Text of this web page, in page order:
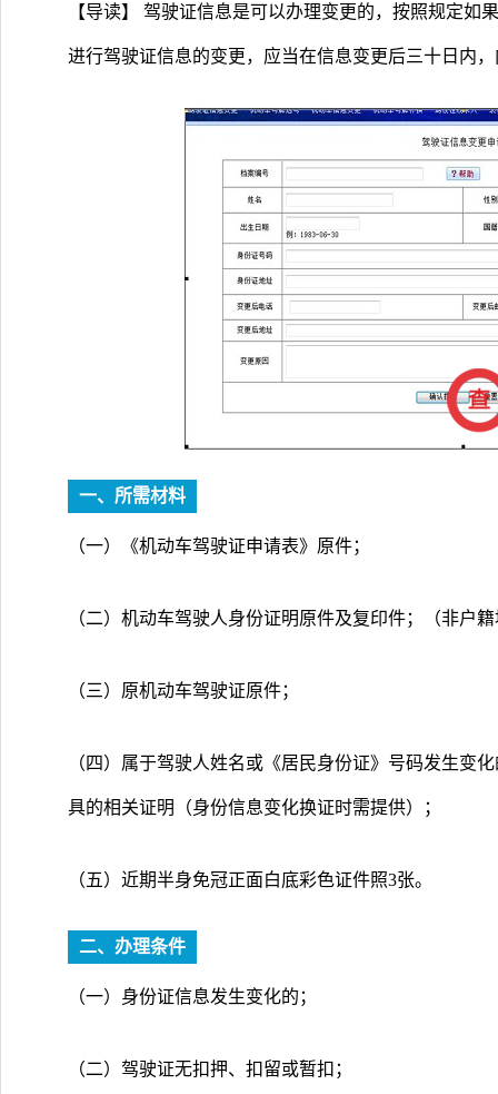
【导读】 驾驶证信息是可以办理变更的，按照规定如
进行驾驶证信息的变更，应当在信息变更后三十日内
一、所需材料
（一）《机动车驾驶证申请表》原件；
（二）机动车驾驶人身份证明原件及复印件；（非户
（三）原机动车驾驶证原件；
（四）属于驾驶人姓名或《居民身份证》号码发生变
具的相关证明（身份信息变化换证时需提供）；
（五）近期半身免冠正面白底彩色证件照3张。
二、办理条件
（一）身份证信息发生变化的；
（二）驾驶证无扣押、扣留或暂扣；